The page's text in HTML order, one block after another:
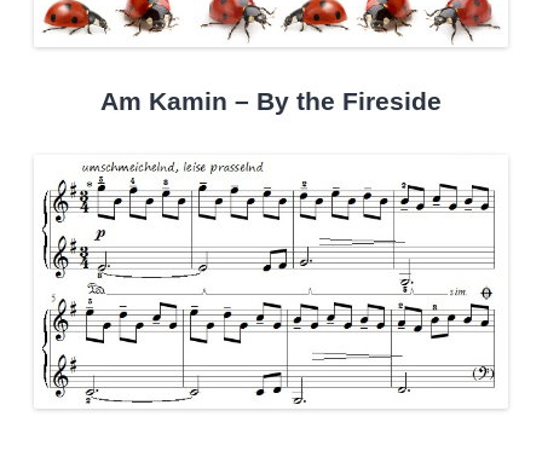
Am Kamin – By the Fireside